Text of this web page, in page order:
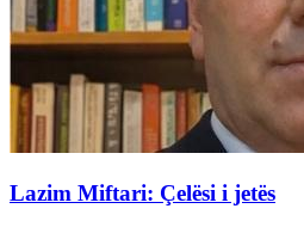
Lazim Miftari: Çelësi i jetës